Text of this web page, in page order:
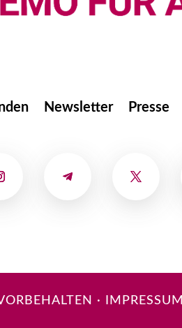
Newsletter Presse
· IMPRESSUM